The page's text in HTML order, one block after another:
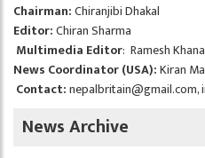
Chairman:Chiranjibi Dhakal
Editor:Chiran Sharma
Multimedia Editor: Ramesh
News Coordinator (USA):Kiran
Contact:nepalbritain@gmail.com,
News Archive